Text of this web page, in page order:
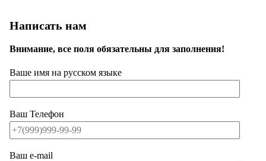
Написать нам
Внимание, все поля обязательны для заполнения!
Ваше имя на русском языке
Ваш Телефон
Ваш e-mail